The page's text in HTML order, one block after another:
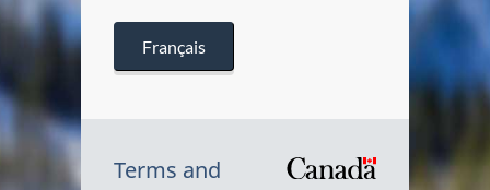
Français
Terms and